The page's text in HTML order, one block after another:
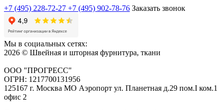
+7 (495) 228-72-27 +7 (495) 902-78-76 Заказать звонок
Мы в социальных сетях:
2026 © Швейная и шторная фурнитура, ткани
ООО "ПРОГРЕСС"
ОГРН: 1217700131956
125167 г. Москва МО Аэропорт ул. Планетная д.29 пом.I ком.1
офис 2